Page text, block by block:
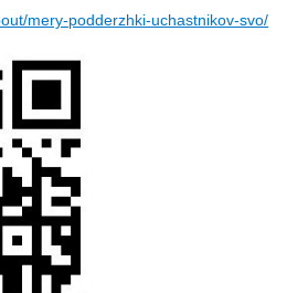
mery-podderzhki-uchastnikov-svo/